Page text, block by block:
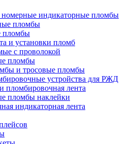
номерные индикаторные пломбы
пломбы
пломбы
и установки пломб
с проволокой
пломбы
и тросовые пломбы
устройства для РЖД
пломбировочная лента
пломбы наклейки
индикаторная лента